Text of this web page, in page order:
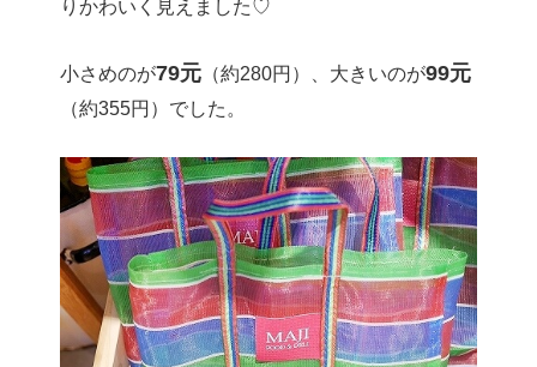
りかわいく見えました♡
小さめのが79元 （約280円）、大きいのが99元
（約355円）でした。